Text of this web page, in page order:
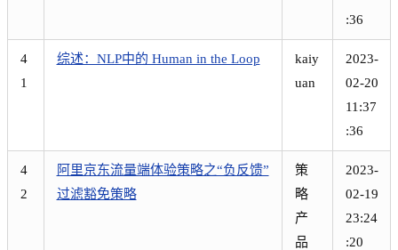
:36
4
1
综述：NLP中的 Human in the Loop
kaiy
uan
2023-
02-20
11:37
:36
4
2
阿里京东流量端体验策略之“负反馈”
过滤豁免策略
策
略
产
品
2023-
02-19
23:24
:20